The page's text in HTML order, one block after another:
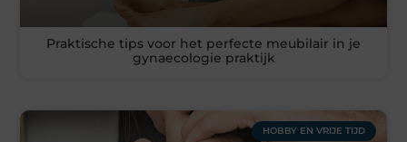
Praktische tips voor het perfecte meubilair in je
gynaecologie praktijk
HOBBY EN VRIJE TIJD